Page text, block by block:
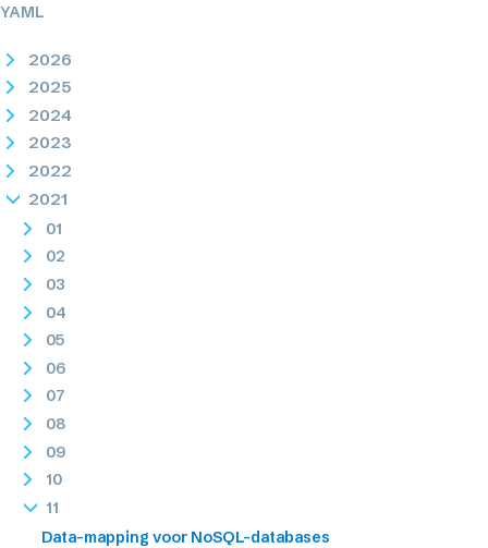
YAML
2026
2025
2024
2023
2022
2021
01
02
03
04
05
06
07
08
09
10
11
Data-mapping voor NoSQL-databases